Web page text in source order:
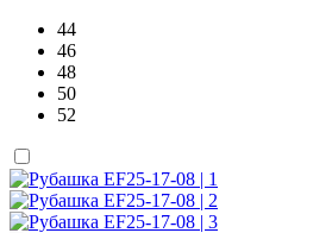
44
46
48
50
52